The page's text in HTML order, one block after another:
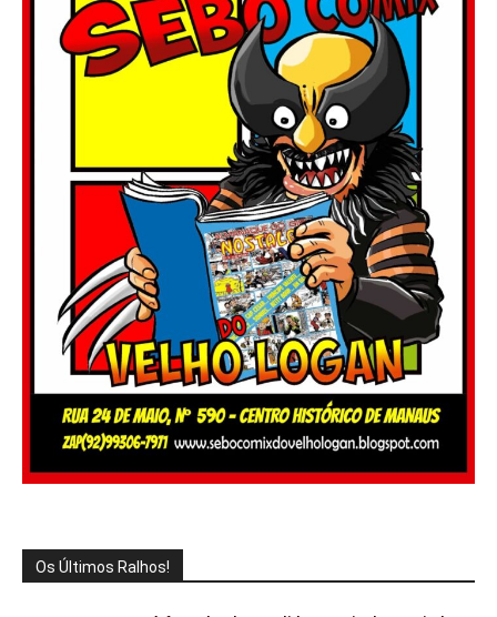
Os Últimos Ralhos!